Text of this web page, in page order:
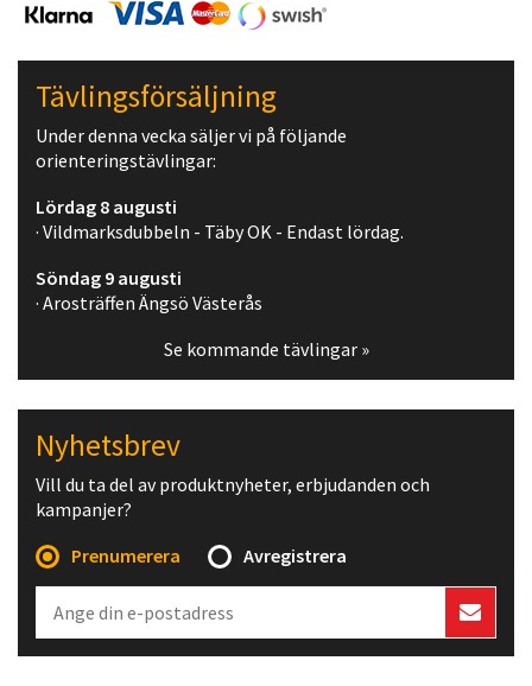
Tävlingsförsäljning
Under denna vecka säljer vi på följande
orienteringstävlingar:
Lördag 8 augusti
· Vildmarksdubbeln - Täby OK - Endast lördag.
Söndag 9 augusti
· Arosträffen Ängsö Västerås
Se kommande tävlingar »
Nyhetsbrev
Vill du ta del av produktnyheter, erbjudanden och
kampanjer?
Prenumerera
Avregistrera